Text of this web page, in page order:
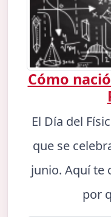
Cómo
El Día del
que se
junio. Aquí te
por